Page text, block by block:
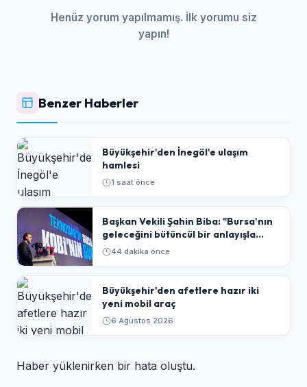
Henüz yorum yapılmamış. İlk yorumu siz
yapın!
Benzer Haberler
Büyükşehir'den İnegöl'e ulaşım
hamlesi
1 saat önce
Başkan Vekili Şahin Biba: "Bursa'nın
geleceğini bütüncül bir anlayışla
planlıyoruz"
44 dakika önce
Büyükşehir'den afetlere hazır iki
yeni mobil araç
6 Ağustos 2026
Haber yüklenirken bir hata oluştu.